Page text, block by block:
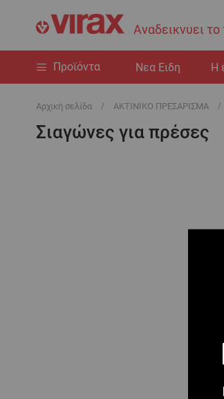
Αναδεικνυει
Προϊόντα Nεα Ειδη Η
Αρχική σελίδα ΑΚΤΙΝΙΚΟ ΠΡΕΣΑΡΙΣΜΑ
Σιαγώνες για πρέσες